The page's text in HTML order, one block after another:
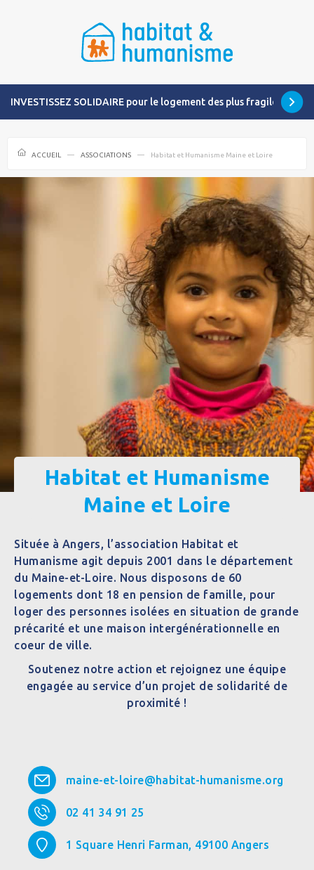
INVESTISSEZ SOLIDAIRE pour le logement des plus fragiles
ACCUEIL ASSOCIATIONS Habitat et Humanisme Maine et Loire
Habitat et Humanisme
Maine et Loire
Située à Angers, l’association Habitat et
Humanisme agit depuis 2001 dans le département
du Maine-et-Loire. Nous disposons de 60
logements dont 18 en pension de famille, pour
loger des personnes isolées en situation de grande
précarité et une maison intergénérationnelle en
coeur de ville.
Soutenez notre action et rejoignez une équipe
engagée au service d’un projet de solidarité de
proximité !
maine-et-loire@habitat-humanisme.org
02 41 34 91 25
1 Square Henri Farman, 49100 Angers